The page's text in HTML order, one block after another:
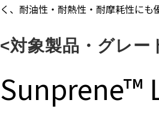
く、耐油性・耐熱性・耐摩耗性にも
<対象製品・グレー
Sunprene™